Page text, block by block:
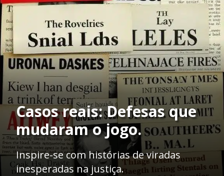
Casos reais: Defesas que
mudaram o jogo.
Inspire-se com histórias de viradas
inesperadas na justiça.